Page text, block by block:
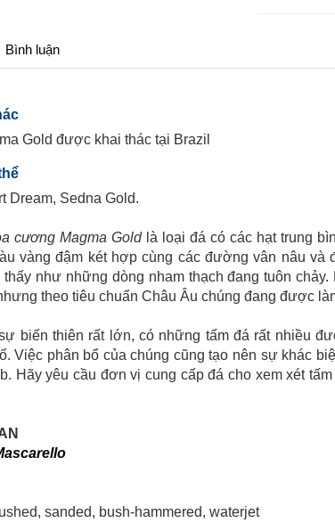
Bình luận
Gold được khai thác tại Brazil
Dream, Sedna Gold.
cương Magma Goldlà loại đá có các hạt trung
vàng đậm két hợp cùng các đường vân nâu và
như những dòng nham thạch đang tuôn
theo tiêu chuẩn Châu Âu chúng đang được
biến thiên rất lớn, có những tấm đá rất nhiều
Việc phân bổ của chúng cũng tạo nên sự khác
Hãy yêu cầu đơn vị cung cấp đá cho xem xét
sanded, bush-hammered, waterjet